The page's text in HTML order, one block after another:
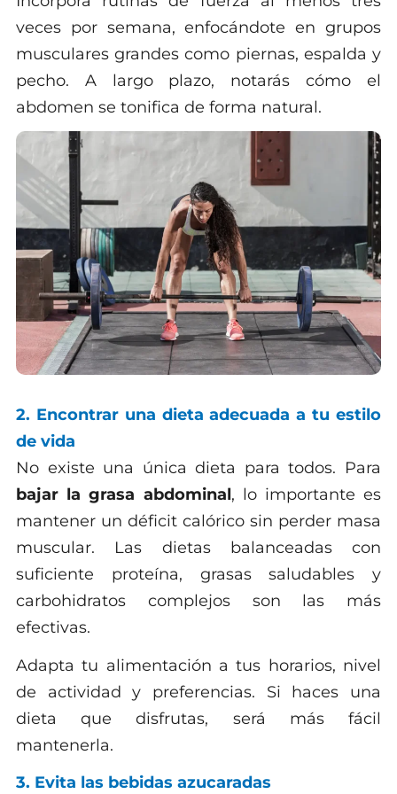
veces por semana, enfocándote en grupos
musculares grandes como piernas, espalda y
pecho. A largo plazo, notarás cómo el
abdomen se tonifica de forma natural.
2. Encontrar una dieta adecuada a tu estilo
de vida
No existe una única dieta para todos. Para
bajar la grasa abdominal, lo importante es
mantener un déficit calórico sin perder masa
muscular. Las dietas balanceadas con
suficiente proteína, grasas saludables y
carbohidratos complejos son las más
efectivas.
Adapta tu alimentación a tus horarios, nivel
de actividad y preferencias. Si haces una
dieta que disfrutas, será más fácil
mantenerla.
3. Evita las bebidas azucaradas